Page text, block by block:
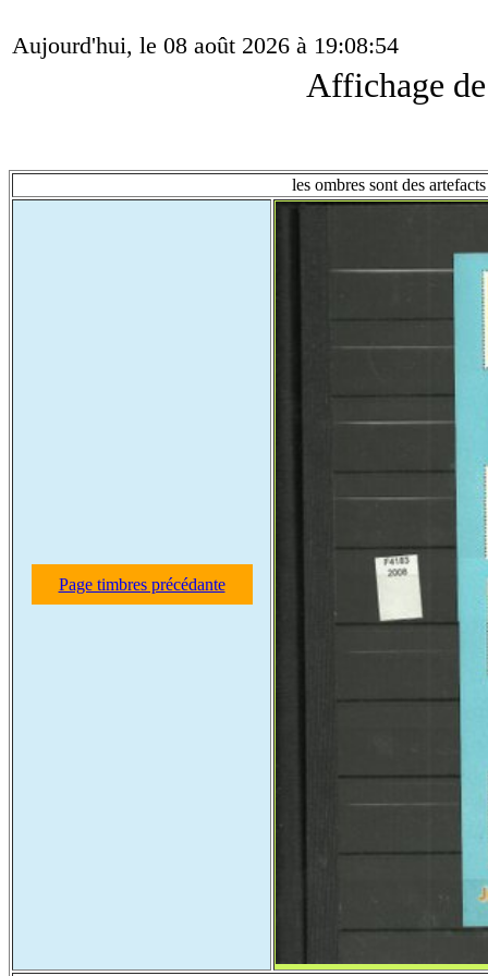
Aujourd'hui, le 08 août 2026 à 19:08:54
Affichage
les ombres sont des
Page timbres précédante